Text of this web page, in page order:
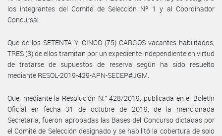
los integrantes del Comité de Selección Nº 1 y al Coordinador
Concursal.
Que de los SETENTA Y CINCO (75) CARGOS vacantes habilitados,
TRES (3) de ellos tramitan por un expediente independiente en virtud
de tratarse de supuestos de reserva según ha sido resuelto
mediante RESOL-2019-429-APN-SECEP#JGM.
Que, mediante la Resolución N.° 428/2019, publicada en el Boletín
Oficial en fecha 31 de octubre de 2019, de la mencionada
Secretaría, fueron aprobadas las Bases del Concurso dictadas por
el Comité de Selección designado y se habilitó la cobertura de solo